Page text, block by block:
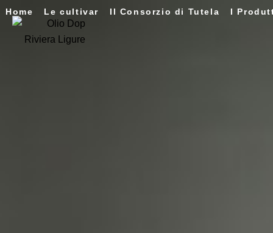
Home Le cultivar Il Consorzio di Tutela I